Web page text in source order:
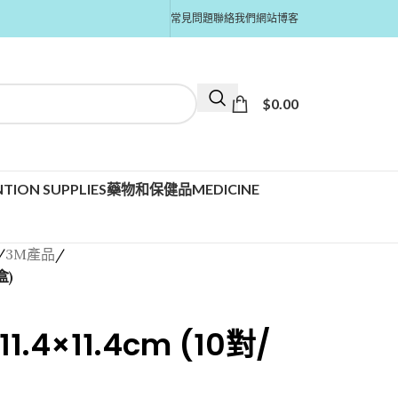
常見問題聯絡我們網站博客
$0.00
SUPPLIES藥物和保健品MEDICINE
3M產品/
)
(10對/